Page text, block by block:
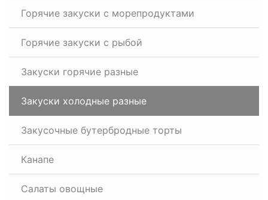
Горячие закуски с морепродуктами
Горячие закуски с рыбой
Закуски горячие разные
Закуски холодные разные
Закусочные бутербродные торты
Канапе
Салаты овощные